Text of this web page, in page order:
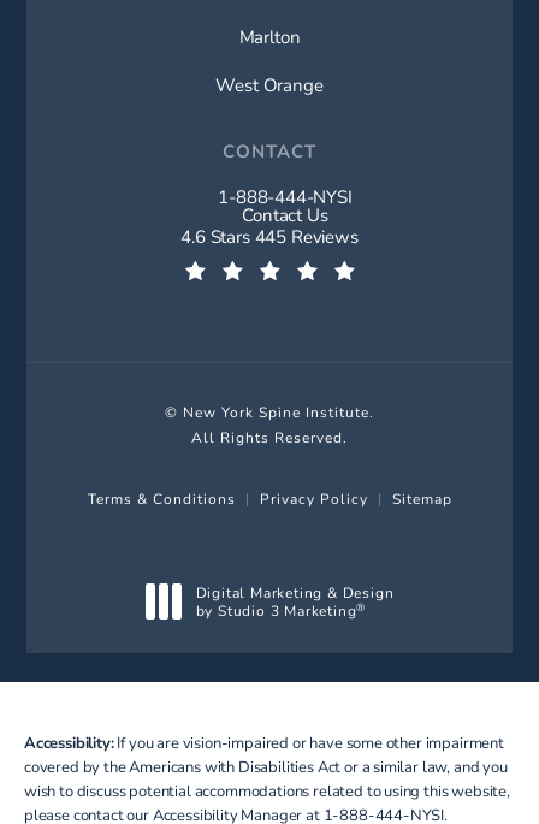
Marlton
West Orange
CONTACT
Call New York Spine Institute on
1-888-444-NYSI
Contact Us
New York Spine Institute reviews:
4.6 Stars 445 Reviews
© New York Spine Institute.
All Rights Reserved.
Terms & Conditions Privacy Policy Sitemap
Digital Marketing & Design
by Studio 3 Marketing®
Accessibility:If you are vision-impaired or have some other impairment
covered by the Americans with Disabilities Act or a similar law, and you
wish to discuss potential accommodations related to using this website,
please contact our Accessibility Manager at 1-888-444-NYSI.